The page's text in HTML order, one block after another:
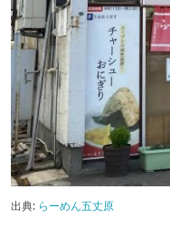
出典: らーめん五丈原